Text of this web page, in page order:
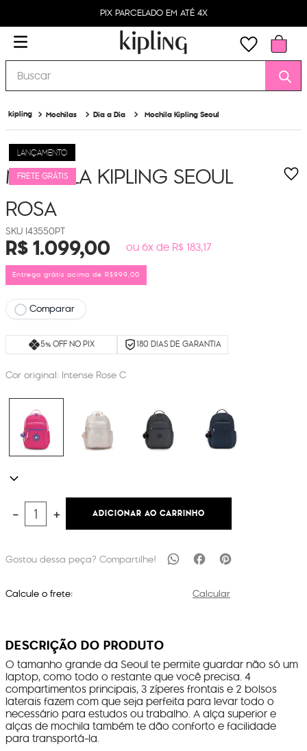
PIX PARCELADO EM ATÉ 4X
Buscar
Mochilas Dia a Dia Mochila Kipling Seoul
LANÇAMENTO
FRETE GRÁTIS
MOCHILA KIPLING SEOUL
ROSA
I43550PT
R$1.099,00 ou 6x de R$ 183,17
Entrega grátis acima de R$999,00
Comparar
5% OFF NO PIX 180 DIAS DE GARANTIA
Cor original: Intense Rose C
＋
－ ADICIONAR AO CARRINHO
Calcule o frete: Calcular
DESCRIÇÃO DO PRODUTO
O tamanho grande da Seoul te permite guardar não só um
laptop, como todo o restante que você precisa. 4
compartimentos principais, 3 zíperes frontais e 2 bolsos
laterais fazem com que seja perfeita para levar todo o
necessário para estudos ou trabalho. A alça superior e
alças de mochila também te dão conforto e facilidade
para transportá-la.